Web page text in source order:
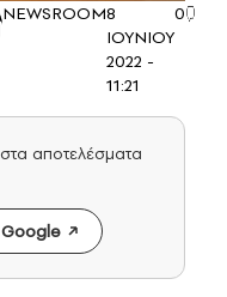
NEWSROOM8
ΙΟΥΝΙΟΥ
2022 -
11:21
0
αποτελέσματα